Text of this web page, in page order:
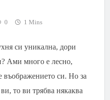
0 1 Mins
си уникална, дори
Ами много е лесно,
въображението си. Но за
то ви трябва някаква